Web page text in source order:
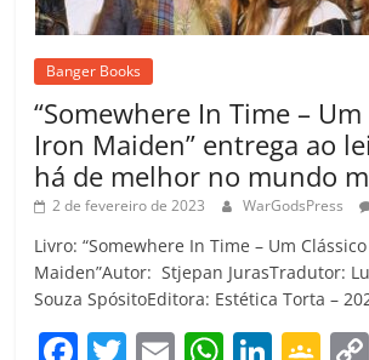
Banger Books
“Somewhere In Time –
Iron Maiden” entrega ao
há de melhor no mundo
2 de fevereiro de 2023 WarGodsPress
Livro: “Somewhere In Time – Um
Maiden”Autor: Stjepan JurasTradutor:
Souza SpósitoEditora: Estética Torta –